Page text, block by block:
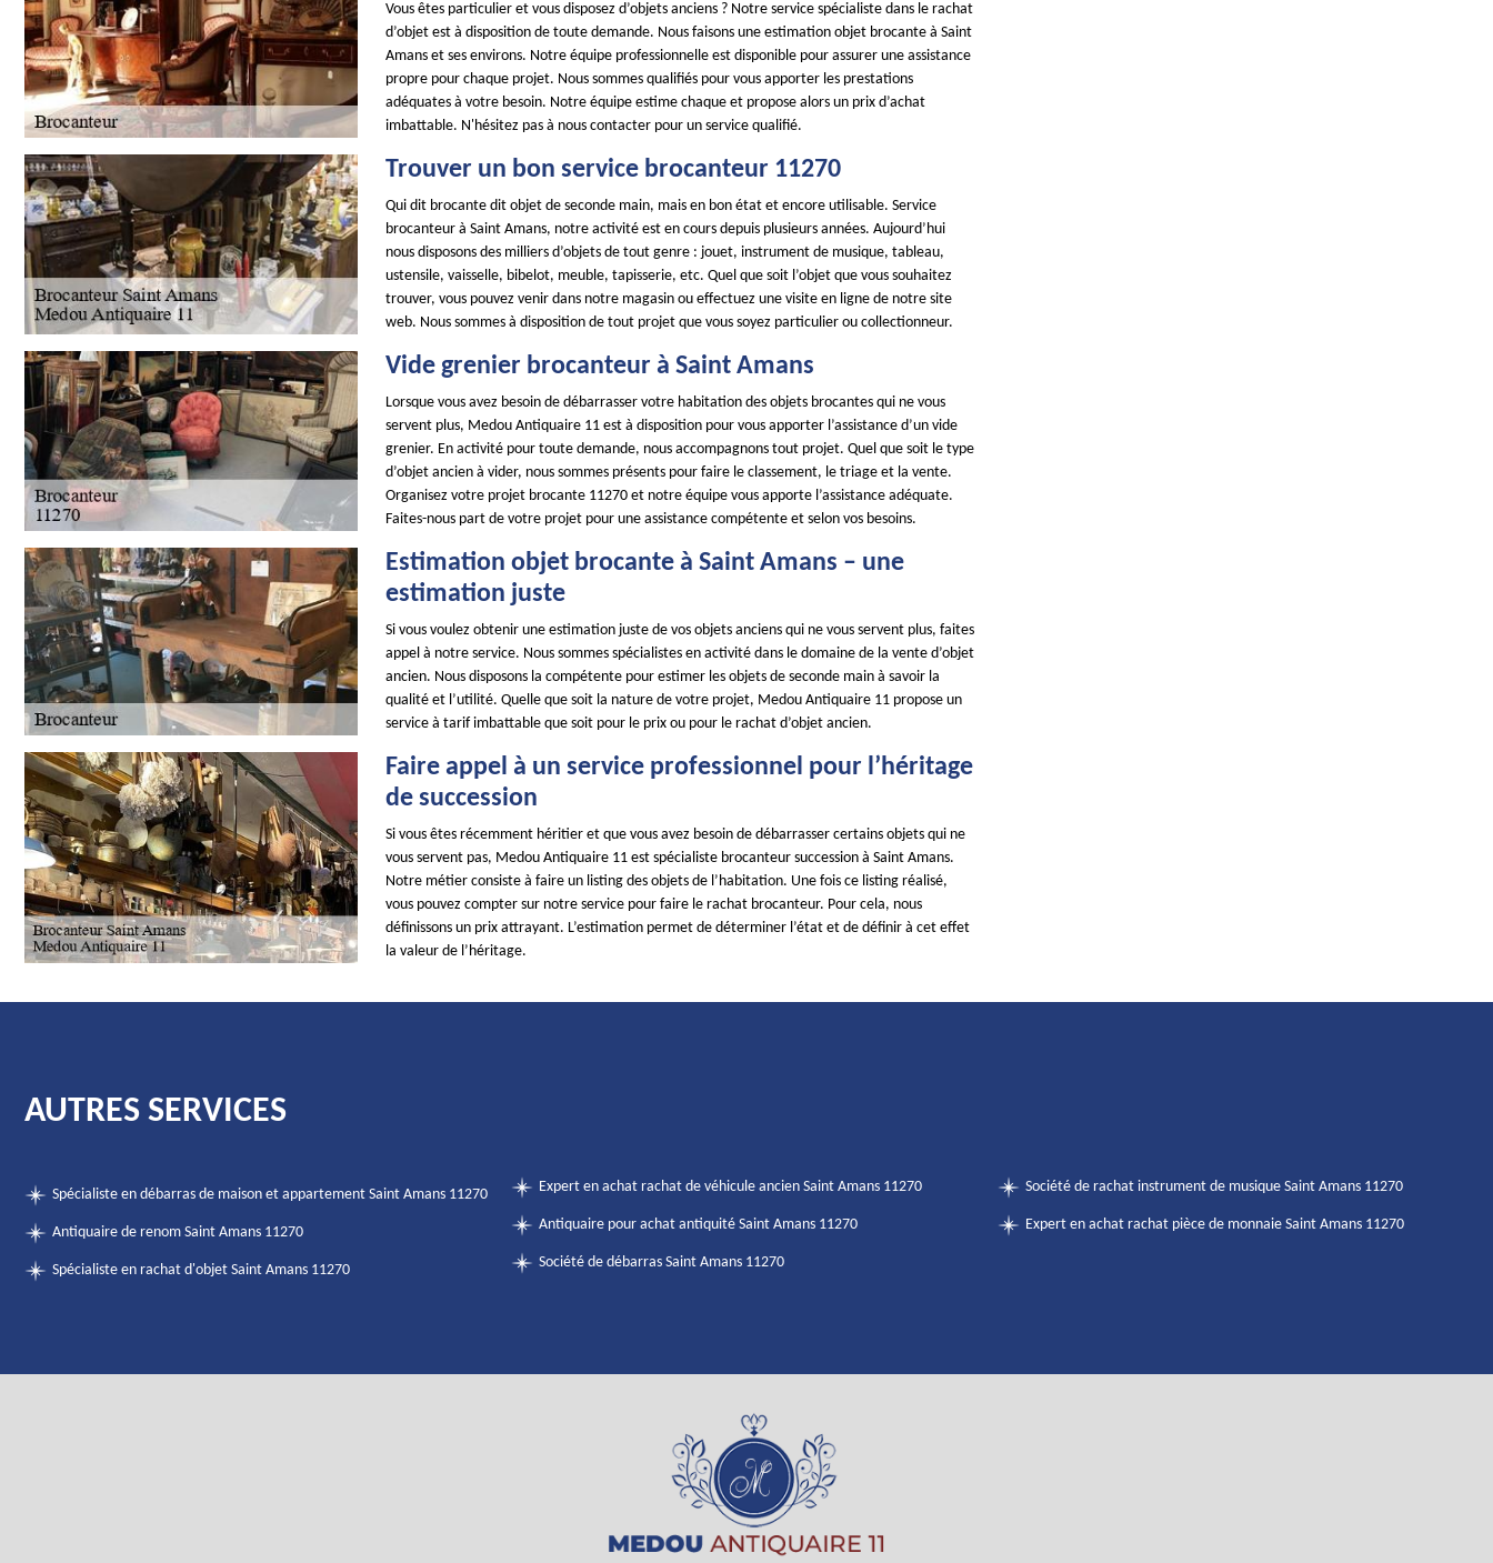
Vous êtes particulier et vous disposez d’objets anciens ? Notre service spécialiste dans le rachat
d’objet est à disposition de toute demande. Nous faisons une estimation objet brocante à Saint
Amans et ses environs. Notre équipe professionnelle est disponible pour assurer une assistance
propre pour chaque projet. Nous sommes qualifiés pour vous apporter les prestations
adéquates à votre besoin. Notre équipe estime chaque et propose alors un prix d’achat
imbattable. N'hésitez pas à nous contacter pour un service qualifié.
Trouver un bon service brocanteur 11270
Qui dit brocante dit objet de seconde main, mais en bon état et encore utilisable. Service
brocanteur à Saint Amans, notre activité est en cours depuis plusieurs années. Aujourd’hui
nous disposons des milliers d’objets de tout genre : jouet, instrument de musique, tableau,
ustensile, vaisselle, bibelot, meuble, tapisserie, etc. Quel que soit l’objet que vous souhaitez
trouver, vous pouvez venir dans notre magasin ou effectuez une visite en ligne de notre site
web. Nous sommes à disposition de tout projet que vous soyez particulier ou collectionneur.
Vide grenier brocanteur à Saint Amans
Lorsque vous avez besoin de débarrasser votre habitation des objets brocantes qui ne vous
servent plus, Medou Antiquaire 11 est à disposition pour vous apporter l’assistance d’un vide
grenier. En activité pour toute demande, nous accompagnons tout projet. Quel que soit le type
d’objet ancien à vider, nous sommes présents pour faire le classement, le triage et la vente.
Organisez votre projet brocante 11270 et notre équipe vous apporte l’assistance adéquate.
Faites-nous part de votre projet pour une assistance compétente et selon vos besoins.
Estimation objet brocante à Saint Amans – une
estimation juste
Si vous voulez obtenir une estimation juste de vos objets anciens qui ne vous servent plus, faites
appel à notre service. Nous sommes spécialistes en activité dans le domaine de la vente d’objet
ancien. Nous disposons la compétente pour estimer les objets de seconde main à savoir la
qualité et l’utilité. Quelle que soit la nature de votre projet, Medou Antiquaire 11 propose un
service à tarif imbattable que soit pour le prix ou pour le rachat d’objet ancien.
Faire appel à un service professionnel pour l’héritage
de succession
Si vous êtes récemment héritier et que vous avez besoin de débarrasser certains objets qui ne
vous servent pas, Medou Antiquaire 11 est spécialiste brocanteur succession à Saint Amans.
Notre métier consiste à faire un listing des objets de l’habitation. Une fois ce listing réalisé,
vous pouvez compter sur notre service pour faire le rachat brocanteur. Pour cela, nous
définissons un prix attrayant. L’estimation permet de déterminer l’état et de définir à cet effet
la valeur de l’héritage.
AUTRES SERVICES
Spécialiste en débarras de maison et appartement Saint Amans 11270
Antiquaire de renom Saint Amans 11270
Spécialiste en rachat d'objet Saint Amans 11270
Expert en achat rachat de véhicule ancien Saint Amans 11270
Antiquaire pour achat antiquité Saint Amans 11270
Société de débarras Saint Amans 11270
Société de rachat instrument de musique Saint Amans 11270
Expert en achat rachat pièce de monnaie Saint Amans 11270